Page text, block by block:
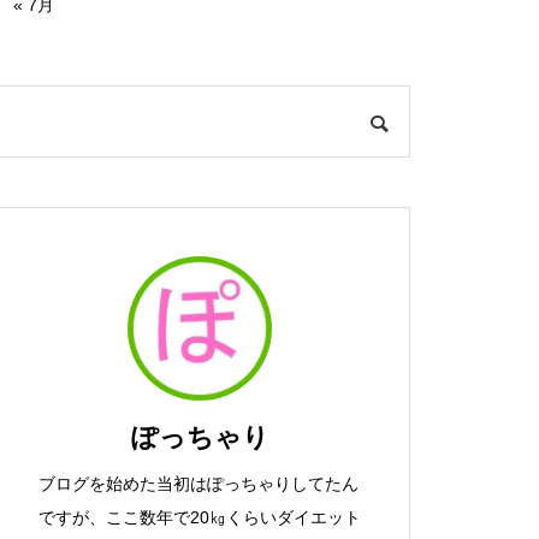
« 7月
ぽっちゃり
ブログを始めた当初はぽっちゃりしてたん
ですが、ここ数年で20㎏くらいダイエット